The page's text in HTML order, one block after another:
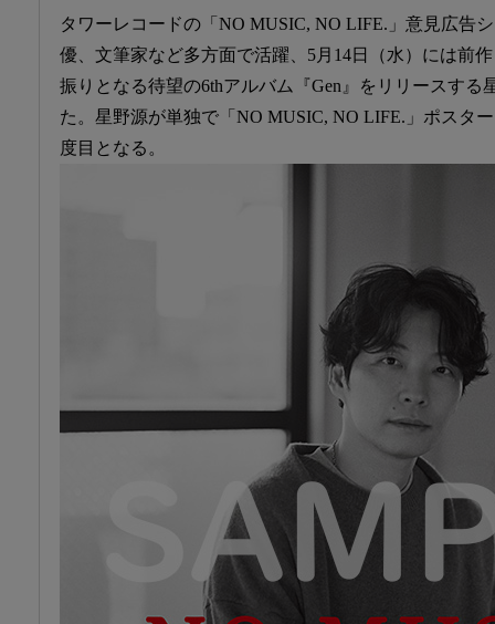
タワーレコードの「NO MUSIC, NO LIFE.」意見広告
優、文筆家など多方面で活躍、5月14日（水）には前
振りとなる待望の6thアルバム『Gen』をリリースする
た。星野源が単独で「NO MUSIC, NO LIFE.」ポスタ
度目となる。